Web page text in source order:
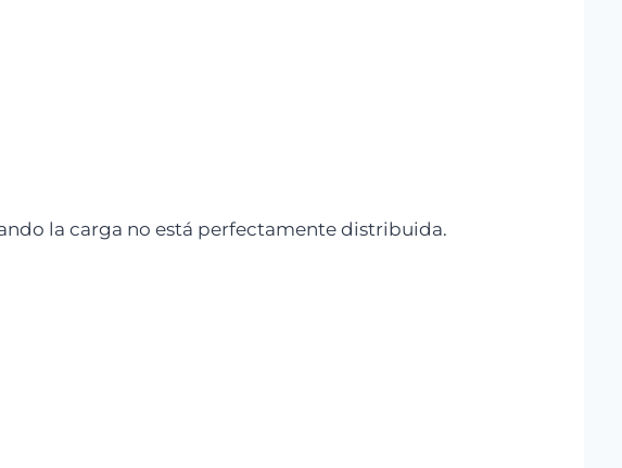
la carga no está perfectamente distribuida.